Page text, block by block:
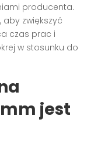
producenta.
zwiększyć
czas prac i
w stosunku do
jest